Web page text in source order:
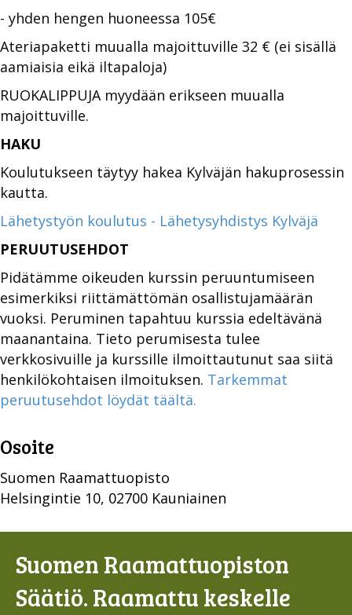
- yhden hengen huoneessa 105€
Ateriapaketti muualla majoittuville 32 € (ei sisällä
aamiaisia eikä iltapaloja)
RUOKALIPPUJA myydään erikseen muualla
majoittuville.
HAKU
Koulutukseen täytyy hakea Kylväjän hakuprosessin
kautta.
Lähetystyön koulutus - Lähetysyhdistys Kylväjä
PERUUTUSEHDOT
Pidätämme oikeuden kurssin peruuntumiseen
esimerkiksi riittämättömän osallistujamäärän
vuoksi. Peruminen tapahtuu kurssia edeltävänä
maanantaina. Tieto perumisesta tulee
verkkosivuille ja kurssille ilmoittautunut saa siitä
henkilökohtaisen ilmoituksen. Tarkemmat
peruutusehdot löydät täältä.
Osoite
Suomen Raamattuopisto
Helsingintie 10, 02700 Kauniainen
Suomen Raamattuopiston
Säätiö. Raamattu keskelle